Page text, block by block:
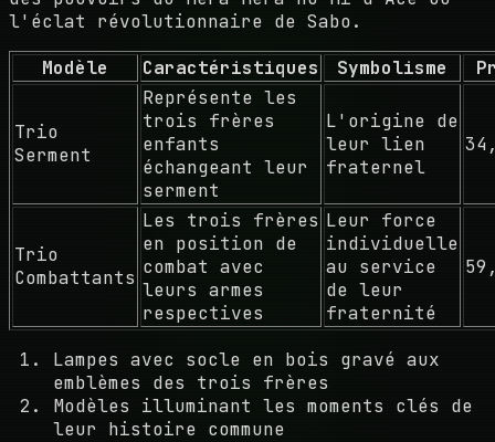
l'éclat révolutionnaire de Sabo.
Modèle
Caractéristiques Symbolisme
Trio
Serment
Représente les
trois frères
enfants
échangeant leur
serment
L'origine de
leur lien
fraternel
Trio
Combattants
Les trois frères
en position de
combat avec
leurs armes
respectives
Leur force
individuelle
au service
de leur
fraternité
Lampes avec socle en bois gravé aux
emblèmes des trois frères
Modèles illuminant les moments clés de
leur histoire commune